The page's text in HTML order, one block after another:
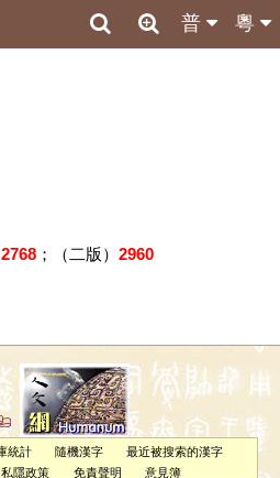
粵
普
2768；（二版） 2960
統計 隨機漢字
最近被搜索的漢字
私隱政策 免責聲明 意見簿